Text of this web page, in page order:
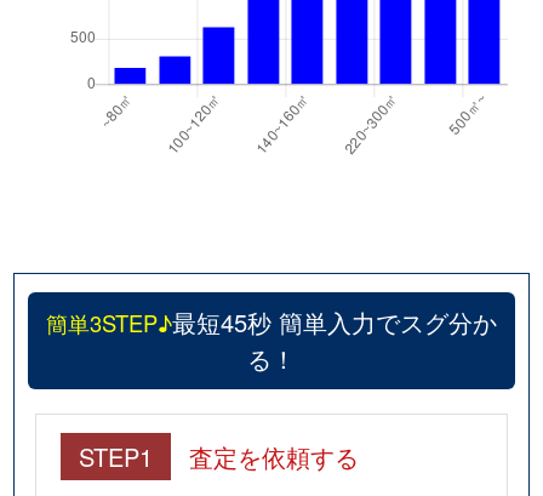
簡単3STEP♪最短45秒 簡単入力でスグ分か
る！
STEP1 査定を依頼する